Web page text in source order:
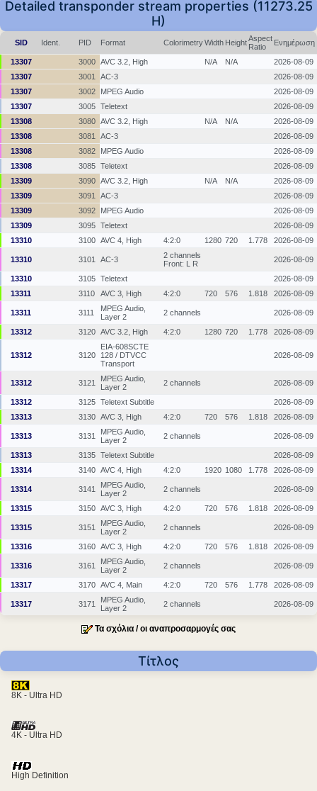
Detailed transponder stream properties (11273.25
H)
SID Ident. PID Format ColorimetryWidth HeightAspect
Ratio
Ενημέρωση
13307 3000 AVC 3.2, High N/A N/A
2026-08-09
13307
3001 AC-3
2026-08-09
13307
3002 MPEG Audio
2026-08-09
13307
3005 Teletext
2026-08-09
13308
3080 AVC 3.2, High N/A N/A
2026-08-09
13308
3081 AC-3
2026-08-09
13308
3082 MPEG Audio
2026-08-09
13308
3085 Teletext
2026-08-09
13309
3090 AVC 3.2, High N/A N/A
2026-08-09
13309
3091 AC-3
2026-08-09
13309
3092 MPEG Audio
2026-08-09
13309
3095 Teletext
2026-08-09
13310
3100 AVC 4, High 4:2:0 1280 720 1.778 2026-08-09
13310 3101 AC-3
2 channels
Front: L R
2026-08-09
13310 3105 Teletext
2026-08-09
13311
3110 AVC 3, High 4:2:0 720 576 1.818 2026-08-09
13311 3111
MPEG Audio,
Layer 2
2 channels 2026-08-09
13312 3120 AVC 3.2, High 4:2:0 1280 720 1.778 2026-08-09
13312 3120
EIA-608SCTE
128 / DTVCC
Transport
2026-08-09
13312 3121
MPEG Audio,
Layer 2
2 channels 2026-08-09
13312 3125 Teletext Subtitle
2026-08-09
13313
3130 AVC 3, High 4:2:0 720 576 1.818 2026-08-09
13313 3131
MPEG Audio,
Layer 2
2 channels 2026-08-09
13313 3135 Teletext Subtitle
2026-08-09
13314
3140 AVC 4, High 4:2:0 1920 1080 1.778 2026-08-09
13314 3141
MPEG Audio,
Layer 2
2 channels 2026-08-09
13315 3150 AVC 3, High 4:2:0 720 576 1.818 2026-08-09
13315 3151
MPEG Audio,
Layer 2
2 channels 2026-08-09
13316 3160 AVC 3, High 4:2:0 720 576 1.818 2026-08-09
13316 3161
MPEG Audio,
Layer 2
2 channels 2026-08-09
13317 3170 AVC 4, Main 4:2:0 720 576 1.778 2026-08-09
13317 3171
MPEG Audio,
Layer 2
2 channels 2026-08-09
Τα σχόλια / οι αναπροσαρμογές σας
Τίτλος
8K - Ultra HD
4K - Ultra HD
High Definition